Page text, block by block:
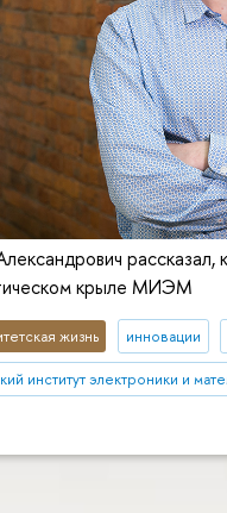
рассказал,
крыле МИЭМ
жизнь инновации
институт электроники и